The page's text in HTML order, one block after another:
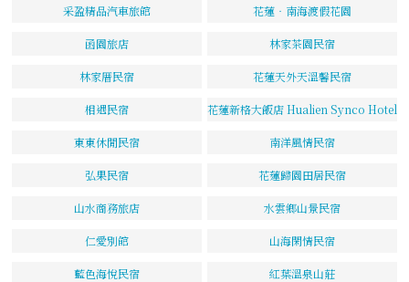
采盈精品汽車旅館 花蓮‧南海渡假花園
函園旅店 林家茶園民宿
林家厝民宿 花蓮天外天溫馨民宿
相遇民宿 花蓮新格大飯店 Hualien Synco Hotel
東東休閒民宿 南洋風情民宿
弘果民宿 花蓮歸園田居民宿
山水商務旅店 水雲鄉山景民宿
仁愛別館 山海閑情民宿
藍色海悅民宿 紅葉溫泉山莊